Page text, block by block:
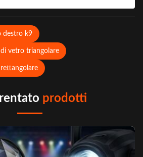
destro k9
vetro triangolare
prodotti